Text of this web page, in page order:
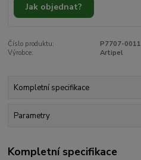
Jak objednat?
Číslo produktu:
P7707-0011
Výrobce:
Artipel
Kompletní specifikace
Parametry
Kompletní specifikace